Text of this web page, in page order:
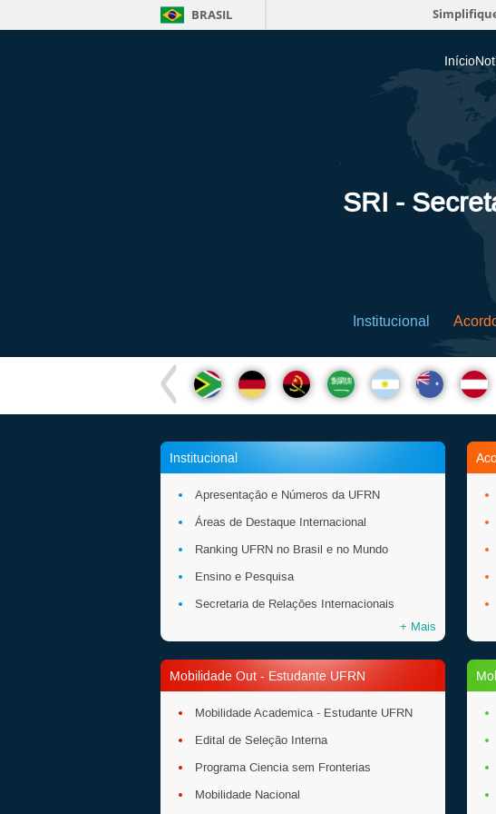
BRASIL
Início
SRI -
Institucional
Institucional
Apresentação e Números da UFRN
Áreas de Destaque Internacional
Ranking UFRN no Brasil e no Mundo
Ensino e Pesquisa
Secretaria de Relações Internacionais
+ Mais
Mobilidade Out - Estudante UFRN
Mobilidade Academica - Estudante UFRN
Edital de Seleção Interna
Programa Ciencia sem Fronterias
Mobilidade Nacional